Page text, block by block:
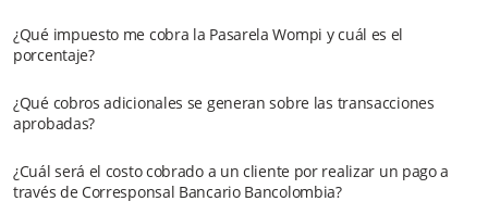
¿Qué impuesto me cobra la Pasarela Wompi y cuál es el
porcentaje?
¿Qué cobros adicionales se generan sobre las transacciones
aprobadas?
¿Cuál será el costo cobrado a un cliente por realizar un pago a
través de Corresponsal Bancario Bancolombia?